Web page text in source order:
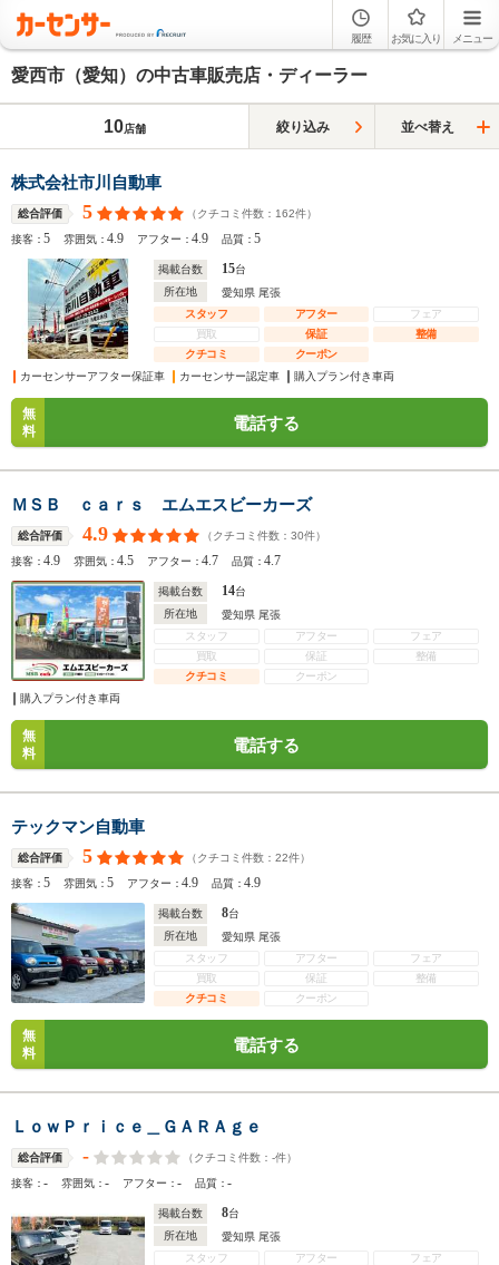
履歴 お気に入り メニュー
愛西市（愛知）の中古車販売店・ディーラー
10店舗 絞り込み 並べ替え
株式会社市川自動車
総合評価 5 （クチコミ件数： 162件）
接客：5 雰囲気：4.9 アフター：4.9 品質：5
掲載台数 15台
所在地
愛知県 尾張
スタッフ
アフター
フェア
買取
保証
整備
クチコミ
クーポン
カーセンサーアフター保証車
カーセンサー認定車 購入プラン付き車両
無
料
電話する
ＭＳＢ ｃａｒｓ エムエスビーカーズ
総合評価 4.9 （クチコミ件数： 30件）
接客：4.9 雰囲気：4.5 アフター：4.7 品質：4.7
掲載台数 14台
所在地
愛知県 尾張
スタッフ
アフター
フェア
買取
保証
整備
クチコミ
クーポン
購入プラン付き車両
無
料
電話する
テックマン自動車
総合評価 5 （クチコミ件数： 22件）
接客：5 雰囲気：5 アフター：4.9 品質：4.9
掲載台数 8台
所在地
愛知県 尾張
スタッフ
アフター
フェア
買取
保証
整備
クチコミ
クーポン
無
料
電話する
ＬｏｗＰｒｉｃｅ＿ＧＡＲＡｇｅ
総合評価 - （クチコミ件数： -件）
接客：- 雰囲気：- アフター：- 品質：-
掲載台数 8台
所在地
愛知県 尾張
スタッフ
アフター
フェア